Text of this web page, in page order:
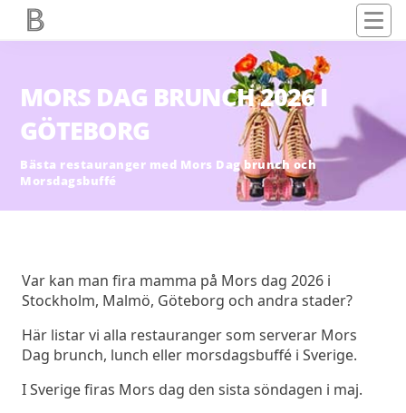
MORS DAG BRUNCH 2026 I
GÖTEBORG
Bästa restauranger med Mors Dag brunch och
Morsdagsbuffé
Var kan man fira mamma på Mors dag 2026 i
Stockholm, Malmö, Göteborg och andra stader?
Här listar vi alla restauranger som serverar Mors
Dag brunch, lunch eller morsdagsbuffé i Sverige.
I Sverige firas Mors dag den sista söndagen i maj.